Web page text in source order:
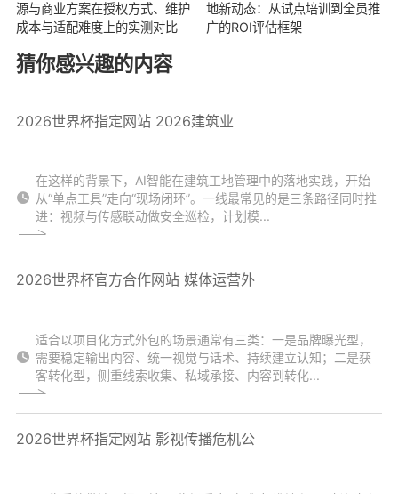
源与商业方案在授权方式、维护
成本与适配难度上的实测对比
地新动态：从试点培训到全员推
广的ROI评估框架
猜你感兴趣的内容
2026世界杯指定网站 2026建筑业
在这样的背景下，AI智能在建筑工地管理中的落地实践，开始
从“单点工具”走向“现场闭环”。一线最常见的是三条路径同时推
进：视频与传感联动做安全巡检，计划模...
2026世界杯官方合作网站 媒体运营外
适合以项目化方式外包的场景通常有三类：一是品牌曝光型，
需要稳定输出内容、统一视觉与话术、持续建立认知；二是获
客转化型，侧重线索收集、私域承接、内容到转化...
2026世界杯指定网站 影视传播危机公